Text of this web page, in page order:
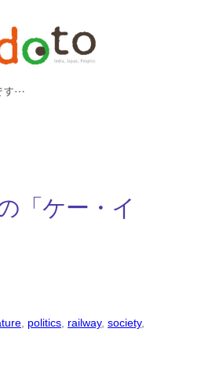
す…
「ケー・イ
politics railway, society